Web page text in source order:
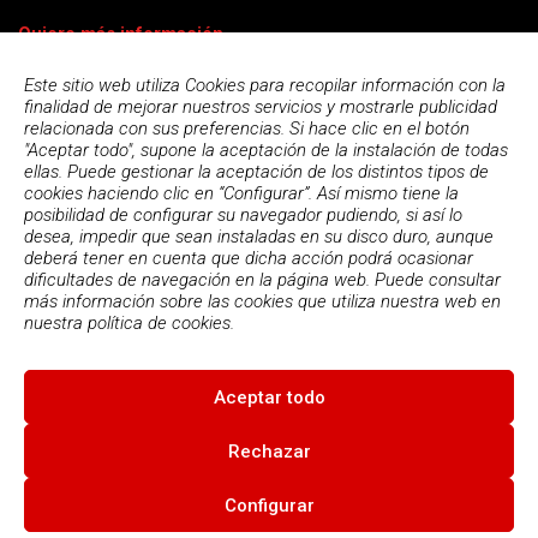
Este sitio web utiliza Cookies para recopilar información con la
finalidad de mejorar nuestros servicios y mostrarle publicidad
relacionada con sus preferencias. Si hace clic en el botón
"Aceptar todo", supone la aceptación de la instalación de todas
ellas. Puede gestionar la aceptación de los distintos tipos de
cookies haciendo clic en “Configurar”. Así mismo tiene la
posibilidad de configurar su navegador pudiendo, si así lo
desea, impedir que sean instaladas en su disco duro, aunque
deberá tener en cuenta que dicha acción podrá ocasionar
dificultades de navegación en la página web. Puede consultar
más información sobre las cookies que utiliza nuestra web en
nuestra política de cookies.
Aceptar todo
Rechazar
Configurar
Quiero más información
Acepto lapolítica de privacidad
© 2026
Condiciones de uso